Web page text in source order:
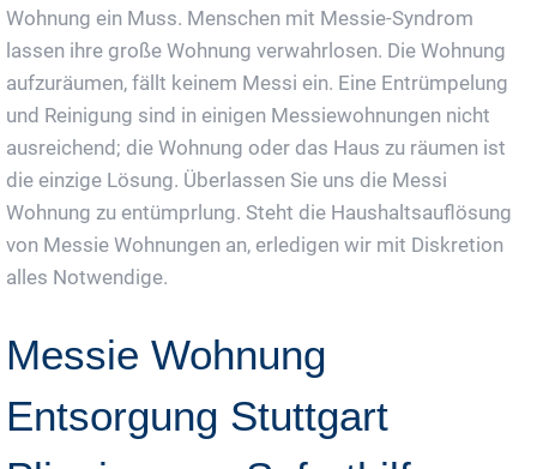
Wohnung ein Muss. Menschen mit Messie-Syndrom
lassen ihre große Wohnung verwahrlosen. Die Wohnung
aufzuräumen, fällt keinem Messi ein. Eine Entrümpelung
und Reinigung sind in einigen Messiewohnungen nicht
ausreichend; die Wohnung oder das Haus zu räumen ist
die einzige Lösung. Überlassen Sie uns die Messi
Wohnung zu entümprlung. Steht die Haushaltsauflösung
von Messie Wohnungen an, erledigen wir mit Diskretion
alles Notwendige.
Messie Wohnung
Entsorgung Stuttgart